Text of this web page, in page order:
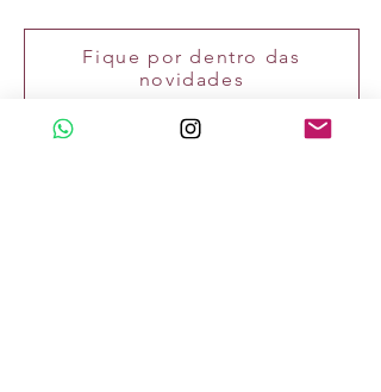
Fique por dentro das
novidades